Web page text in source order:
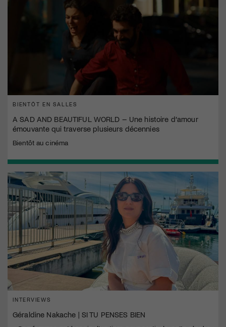
BIENTÔT EN SALLES
A SAD AND BEAUTIFUL WORLD – Une histoire d’amour
émouvante qui traverse plusieurs décennies
Bientôt au cinéma
INTERVIEWS
Géraldine Nakache | SI TU PENSES BIEN